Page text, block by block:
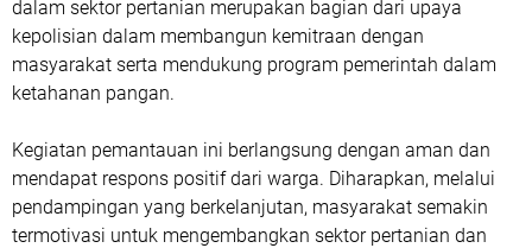
dalam sektor pertanian merupakan bagian dari upaya
kepolisian dalam membangun kemitraan dengan
masyarakat serta mendukung program pemerintah dalam
ketahanan pangan.
Kegiatan pemantauan ini berlangsung dengan aman dan
mendapat respons positif dari warga. Diharapkan, melalui
pendampingan yang berkelanjutan, masyarakat semakin
termotivasi untuk mengembangkan sektor pertanian dan